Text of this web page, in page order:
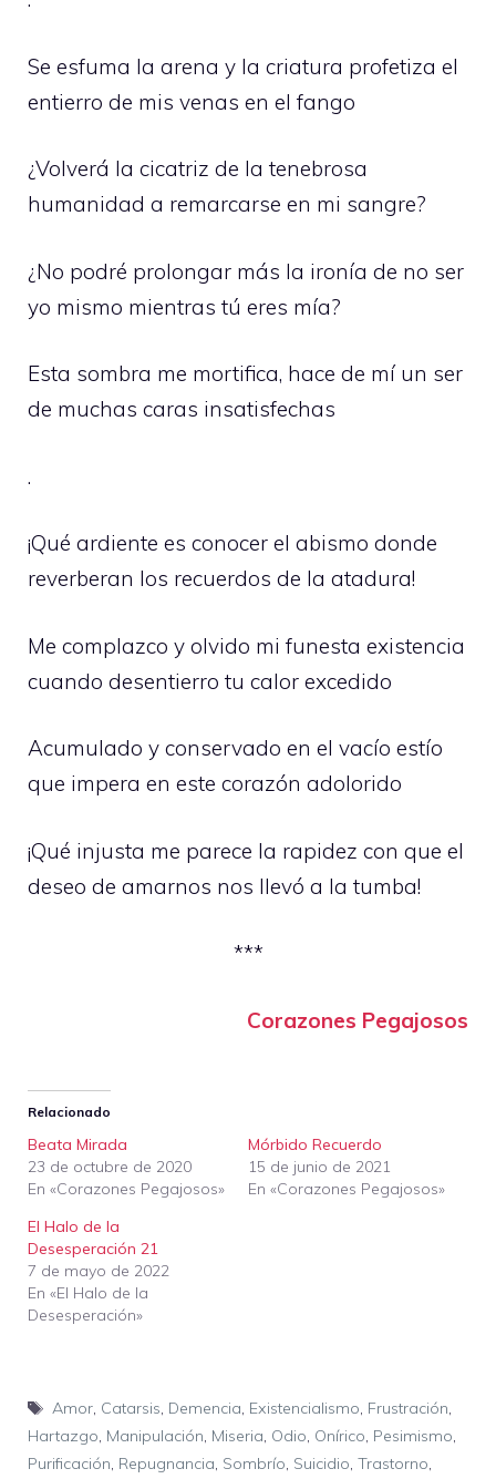
Se esfuma la arena y la criatura profetiza el
entierro de mis venas en el fango
¿Volverá la cicatriz de la tenebrosa
humanidad a remarcarse en mi sangre?
¿No podré prolongar más la ironía de no ser
yo mismo mientras tú eres mía?
Esta sombra me mortifica, hace de mí un ser
de muchas caras insatisfechas
.
¡Qué ardiente es conocer el abismo donde
reverberan los recuerdos de la atadura!
Me complazco y olvido mi funesta existencia
cuando desentierro tu calor excedido
Acumulado y conservado en el vacío estío
que impera en este corazón adolorido
¡Qué injusta me parece la rapidez con que el
deseo de amarnos nos llevó a la tumba!
***
Corazones Pegajosos
Relacionado
Beata Mirada
23 de octubre de 2020
En «Corazones Pegajosos»
Mórbido Recuerdo
15 de junio de 2021
En «Corazones Pegajosos»
El Halo de la
Desesperación 21
7 de mayo de 2022
En «El Halo de la
Desesperación»
Etiquetas
Amor, Catarsis, Demencia, Existencialismo, Frustración,
Hartazgo, Manipulación, Miseria, Odio, Onírico, Pesimismo,
Purificación, Repugnancia, Sombrío, Suicidio, Trastorno,